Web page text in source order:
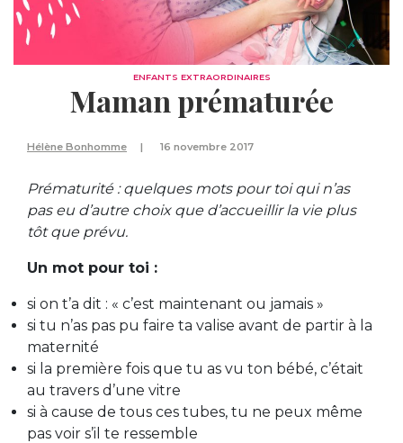
ENFANTS EXTRAORDINAIRES
Maman prématurée
Hélène Bonhomme 16 novembre 2017
Prématurité : quelques mots pour toi qui n’as
pas eu d’autre choix que d’accueillir la vie plus
tôt que prévu.
Un mot pour toi :
si on t’a dit : « c’est maintenant ou jamais »
si tu n’as pas pu faire ta valise avant de partir à la
maternité
si la première fois que tu as vu ton bébé, c’était
au travers d’une vitre
si à cause de tous ces tubes, tu ne peux même
pas voir s’il te ressemble